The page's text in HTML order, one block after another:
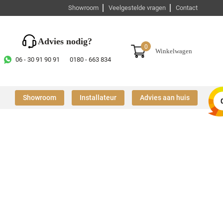
Showroom Veelgestelde vragen Contact
Advies nodig?
06 - 30 91 90 91 0180 - 663 834
0
Winkelwagen
Showroom Installateur Advies aan huis